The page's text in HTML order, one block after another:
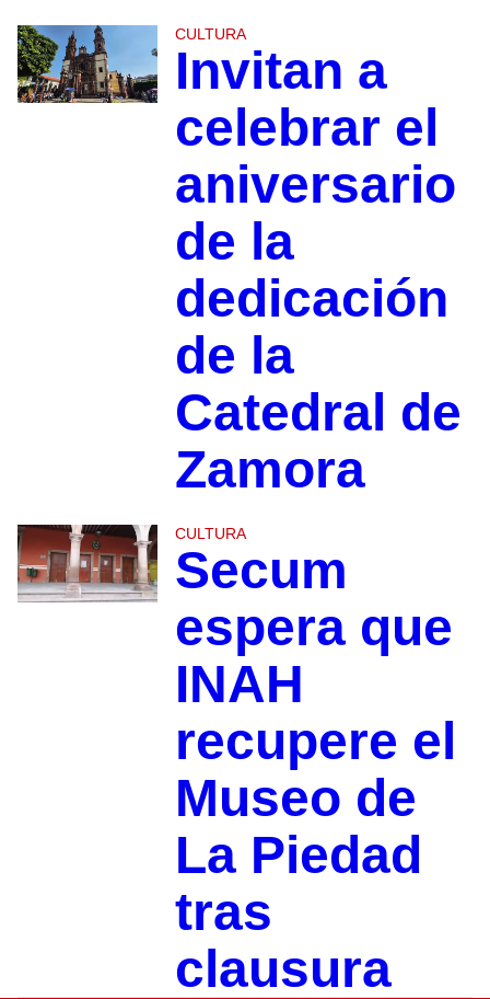
CULTURA
Invitan a
celebrar el
aniversario
de la
dedicación
de la
Catedral de
Zamora
CULTURA
Secum
espera que
INAH
recupere el
Museo de
La Piedad
tras
clausura